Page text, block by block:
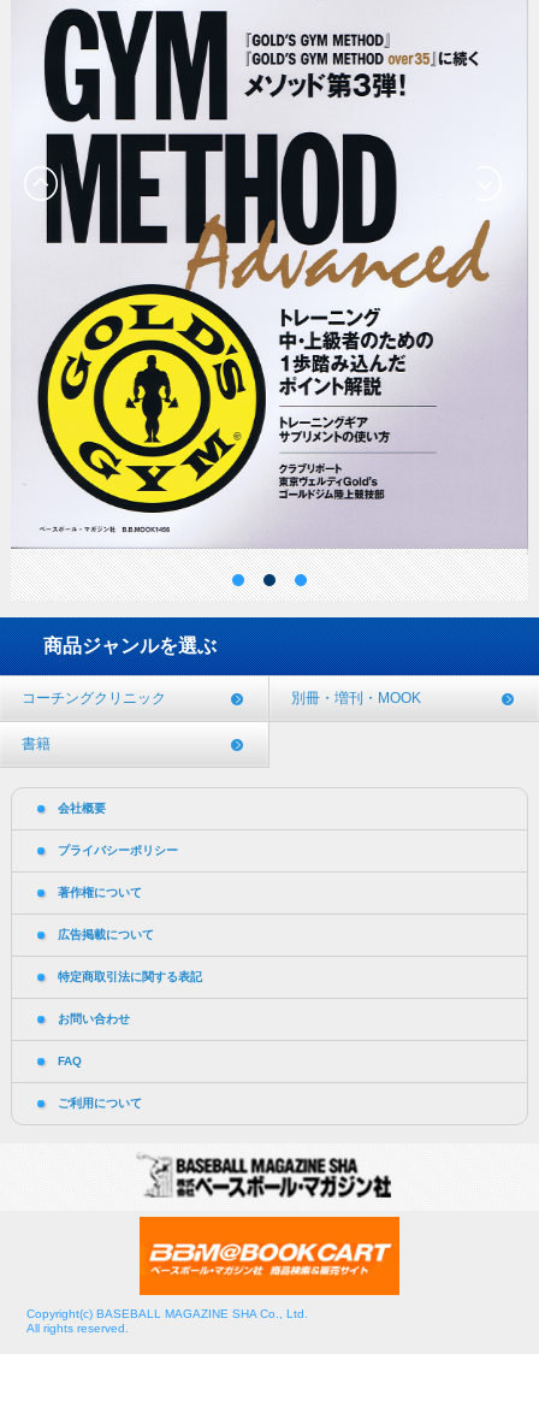
商品ジャンルを選ぶ
コーチングクリニック 別冊・増刊・MOOK
書籍
会社概要
プライバシーポリシー
著作権について
広告掲載について
特定商取引法に関する表記
お問い合わせ
FAQ
ご利用について
Copyright(c) BASEBALL MAGAZINE SHA Co., Ltd.
All rights reserved.